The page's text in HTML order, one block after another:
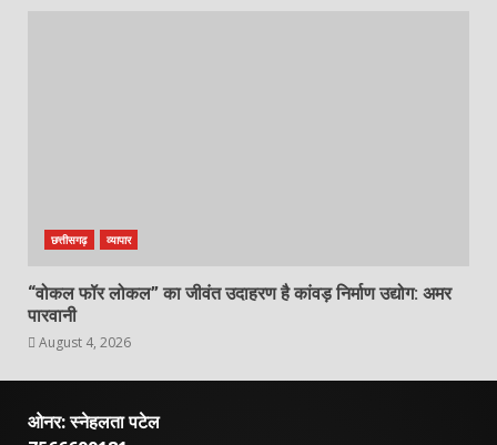
छत्तीसगढ़ व्यापार
“वोकल फॉर लोकल” का जीवंत उदाहरण है कांवड़ निर्माण उद्योग: अमर
पारवानी
August 4, 2026
ओनर: स्नेहलता पटेल